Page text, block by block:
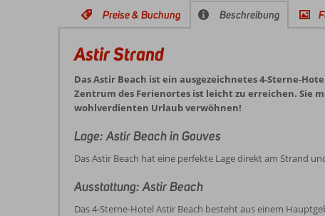
Preise & Buchung Beschreibung
Astir Strand
Das Astir Beach ist ein ausgezeichnetes 4-Sterne-
Zentrum des Ferienortes ist leicht zu erreichen. Sie
wohlverdienten Urlaub verwöhnen!
Lage: Astir Beach in Gouves
Das Astir Beach hat eine perfekte Lage direkt am Strand
Ausstattung: Astir Beach
Das 4-Sterne-Hotel Astir Beach besteht aus einem